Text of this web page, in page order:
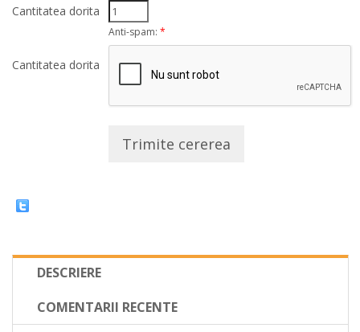
Cantitatea dorita
Cantitatea dorita
Anti-spam: *
Trimite cererea
DESCRIERE
COMENTARII RECENTE